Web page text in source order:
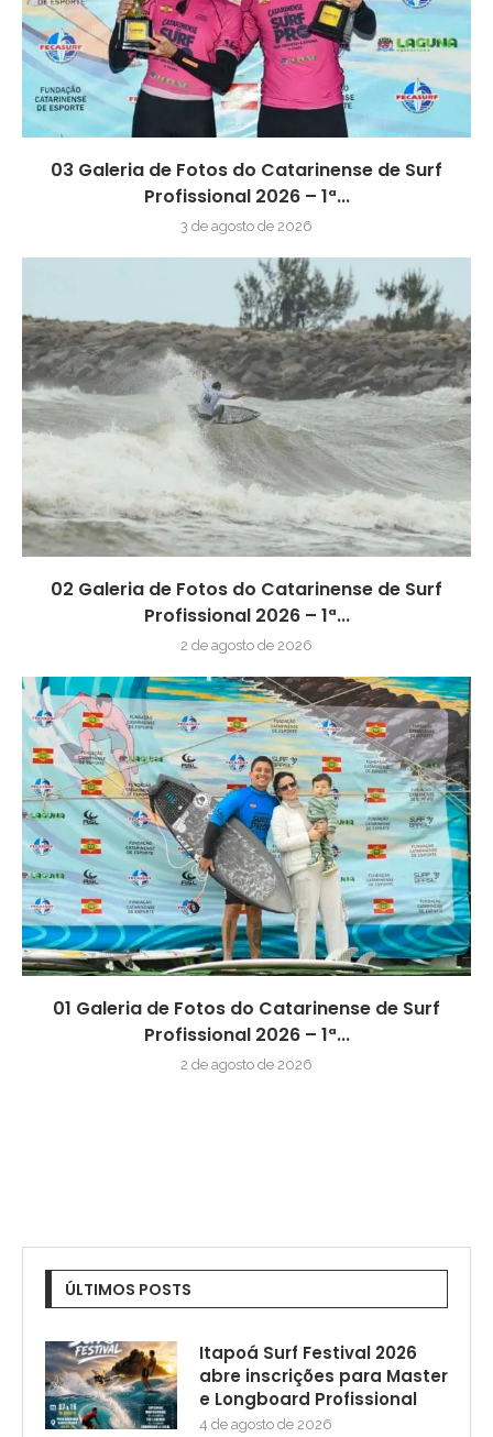
03 Galeria de Fotos do Catarinense de Surf
Profissional 2026 – 1ª...
3 de agosto de 2026
02 Galeria de Fotos do Catarinense de Surf
Profissional 2026 – 1ª...
2 de agosto de 2026
01 Galeria de Fotos do Catarinense de Surf
Profissional 2026 – 1ª...
2 de agosto de 2026
ÚLTIMOS POSTS
Itapoá Surf Festival 2026
abre inscrições para Master
e Longboard Profissional
4 de agosto de 2026